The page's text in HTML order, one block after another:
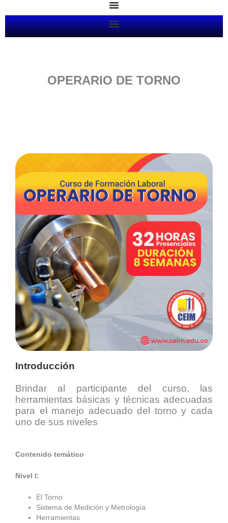
contenido
OPERARIO DE TORNO
Introducción
Brindar al participante del curso, las
herramientas básicas y técnicas adecuadas
para el manejo adecuado del torno y cada
uno de sus niveles
Contenido temático
Nivel I:
El Torno
Sistema de Medición y Metrología
Herramientas